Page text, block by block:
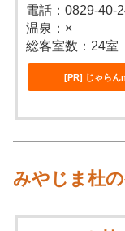
電話：0829-40-
温泉：×
総客室数：24室
[PR] じゃらん
みやじま杜